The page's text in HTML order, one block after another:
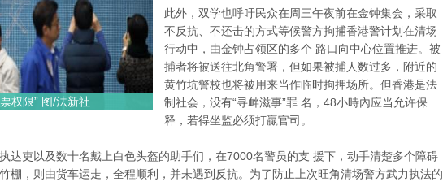
权限” 图/法新社
此外，双学也呼吁民众在周三午夜前在金钟集会，采取
不反抗、不还击的方式等候警方拘捕香港警计划在清场
行动中，由金钟占领区的多个 路口向中心位置推进。被
捕者将被送往北角警署，但如果被捕人数过多，附近的
黄竹坑警校也将被用来当作临时拘押场所。但香港是法
制社会，没有“寻衅滋事”罪 名，48小時內应当允许保
释，若得坐监必须打贏官司。
达吏以及数十名戴上白色头盔的助手们，在7000名警员的支 援下，动手清楚多个障碍
棚，则由货车运走，全程顺利，并未遇到反抗。为了防止上次旺角清场警方武力执法的